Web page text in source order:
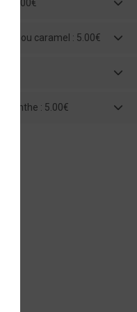
: 5.00€
ou caramel : 5.00€
menthe : 5.00€